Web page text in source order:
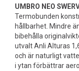
UMBRO NEO
Termobunden
hållbarhet. Mindre
bibehålla
utvalt Anli Alturas
och är naturligt
i ytan förbättrar